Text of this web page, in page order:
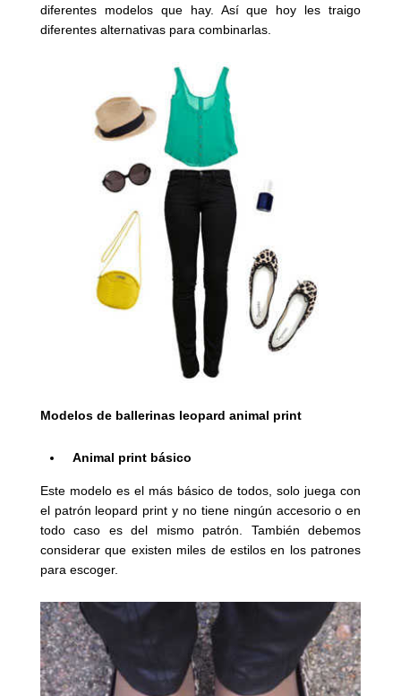
diferentes modelos que hay. Así que hoy les traigo
diferentes alternativas para combinarlas.
Modelos de ballerinas leopard animal print
Animal print básico
Este modelo es el más básico de todos, solo juega con
el patrón leopard print y no tiene ningún accesorio o en
todo caso es del mismo patrón. También debemos
considerar que existen miles de estilos en los patrones
para escoger.